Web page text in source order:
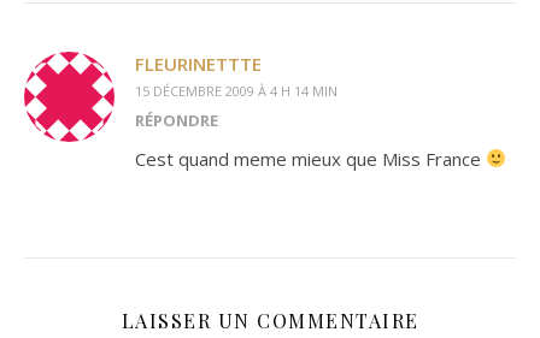
FLEURINETTTE
15 DÉCEMBRE 2009 À 4 H 14 MIN
RÉPONDRE
Cest quand meme mieux que Miss France
LAISSER UN COMMENTAIRE